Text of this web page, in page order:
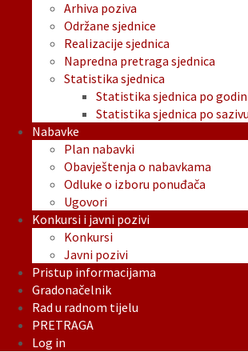
Arhiva poziva
Održane sjednice
Realizacije sjednica
Napredna pretraga sjednica
Statistika sjednica
Statistika sjednica po
Statistika sjednica po sazivu
Nabavke
Plan nabavki
Obavještenja o nabavkama
Odluke o izboru ponuđača
Ugovori
Konkursi i javni pozivi
Konkursi
Javni pozivi
Pristup informacijama
Gradonačelnik
Rad u radnom tijelu
PRETRAGA
Log in